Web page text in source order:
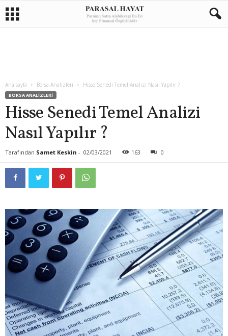
Ana sayfa Borsa Analizleri Hisse Senedi Temel Analizi Nasıl Yapılır ?
BORSA ANALIZLERI
Hisse Senedi Temel Analizi
Nasıl Yapılır ?
Tarafından Samet Keskin - 02/03/2021 163 0